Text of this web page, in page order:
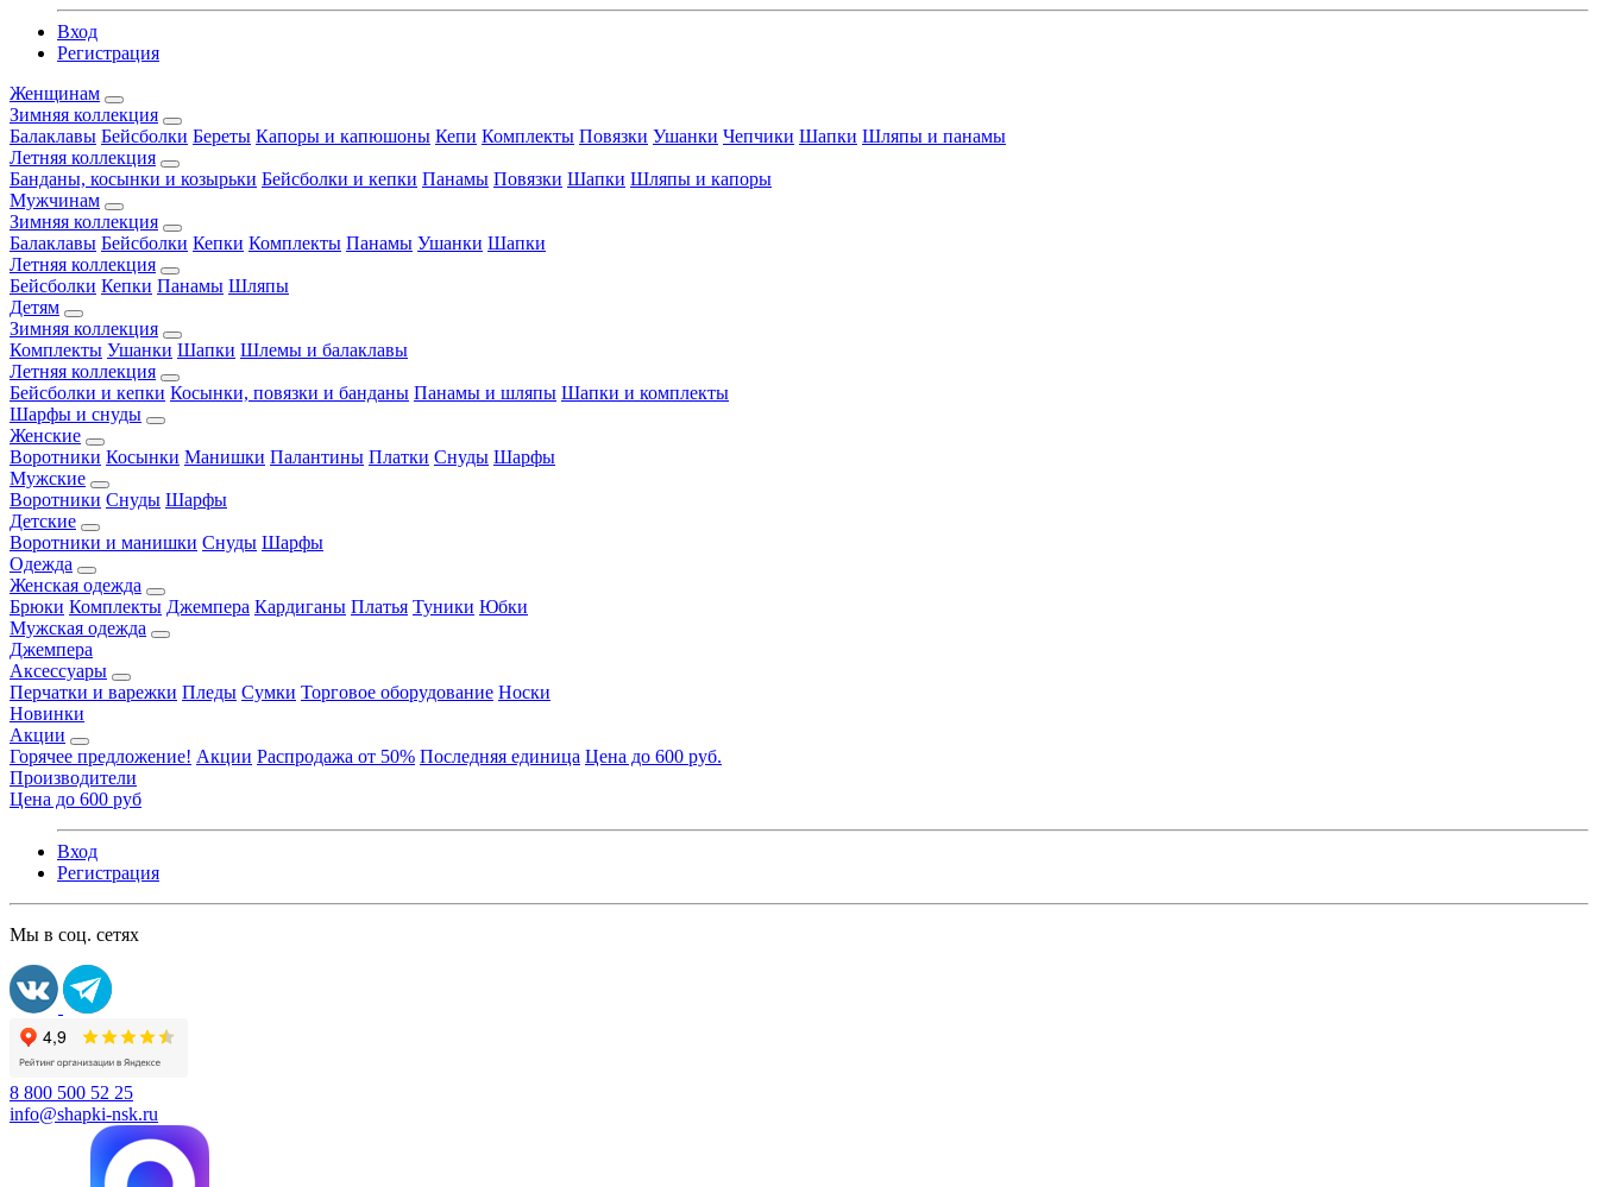
Вход
Регистрация
Женщинам
Зимняя коллекция
Балаклавы Бейсболки Береты Капоры и капюшоны Кепи Комплекты Повязки Ушанки Чепчики Шапки Шляпы и панамы
Летняя коллекция
Банданы, косынки и козырьки Бейсболки и кепки Панамы Повязки Шапки Шляпы и капоры
Мужчинам
Зимняя коллекция
Балаклавы Бейсболки Кепки Комплекты Панамы Ушанки Шапки
Летняя коллекция
Бейсболки Кепки Панамы Шляпы
Детям
Зимняя коллекция
Комплекты Ушанки Шапки Шлемы и балаклавы
Летняя коллекция
Бейсболки и кепки Косынки, повязки и банданы Панамы и шляпы Шапки и комплекты
Шарфы и снуды
Женские
Воротники Косынки Манишки Палантины Платки Снуды Шарфы
Мужские
Воротники Снуды Шарфы
Детские
Воротники и манишки Снуды Шарфы
Одежда
Женская одежда
Брюки Комплекты Джемпера Кардиганы Платья Туники Юбки
Мужская одежда
Джемпера
Аксессуары
Перчатки и варежки Пледы Сумки Торговое оборудование Носки
Новинки
Акции
Горячее предложение! Акции Распродажа от 50% Последняя единица Цена до 600 руб.
Производители
Цена до 600 руб
Вход
Регистрация
Мы в соц. сетях
8 800 500 52 25
info@shapki-nsk.ru